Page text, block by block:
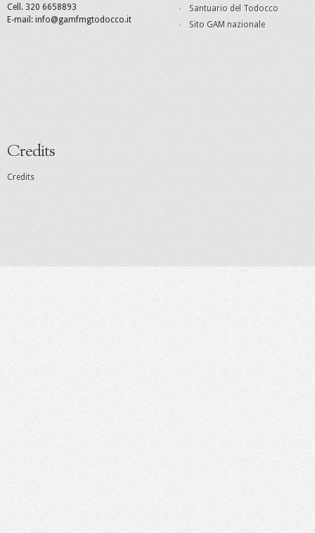
Cell. 320 6658893
E-mail: info@gamfmgtodocco.it
Santuario del Todocco
Sito GAM nazionale
Credits
Credits